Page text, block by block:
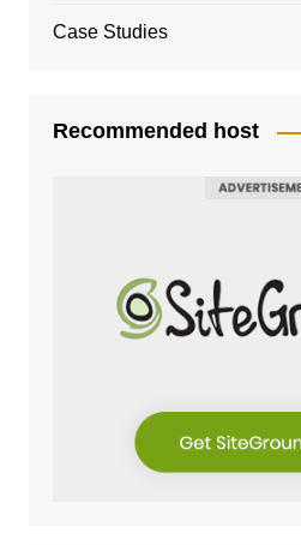
Case Studies
Recommended host